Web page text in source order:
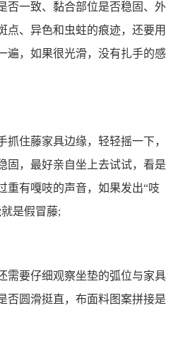
否一致、黏合部位是否稳固、外
点、异色和虫蛀的痕迹，还要用
遍，如果很光滑，没有扎手的感
抓住藤家具边缘，轻轻摇一下，
固，最好亲自坐上去试试，看是
重有嘎吱的声音，如果发出“吱
是假冒藤;
需要仔细观察坐垫的弧位与家具
否圆滑挺直，布面料图案拼接是